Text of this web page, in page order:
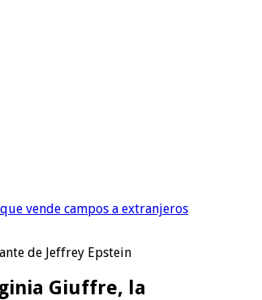
vende campos a extranjeros
de Jeffrey Epstein
Giuffre, la